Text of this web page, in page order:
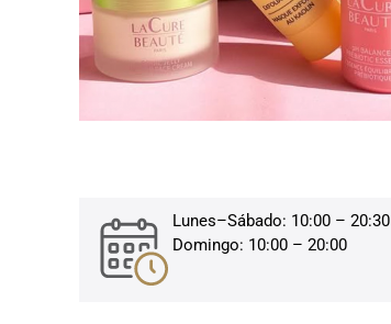
Lunes–Sábado: 10:00 – 20:30
Domingo: 10:00 – 20:00